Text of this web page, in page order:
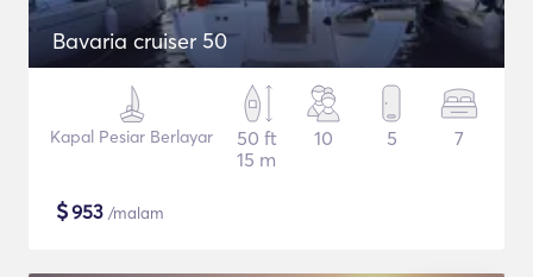
Bavaria cruiser 50
Kapal Pesiar Berlayar
50 ft
15 m
10 5 7
$953 /malam